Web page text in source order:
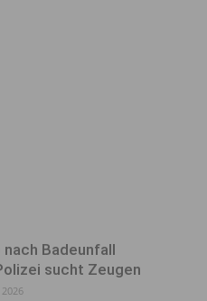
nach Badeunfall
sucht Zeugen